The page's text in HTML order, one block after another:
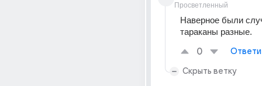
Просветленный
Наверное были
тараканы разные.
0
Скрыть ветку